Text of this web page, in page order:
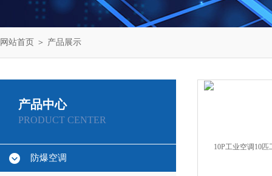
网站首页 ＞ 产品展示
产品中心
PRODUCT CENTER
防爆空调